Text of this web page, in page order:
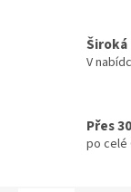
V
Přes
po celé